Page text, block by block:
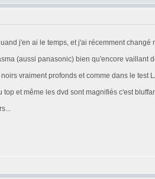
j'en ai le temps, et j'ai récemment
(aussi panasonic) bien qu'encore vaillant
vraiment profonds et comme dans le test
et même les dvd sont magnifiés c'est